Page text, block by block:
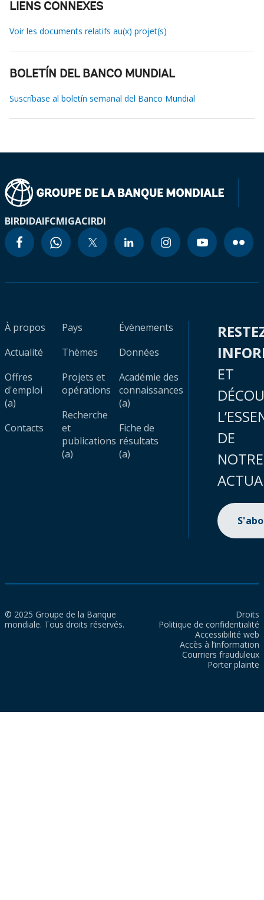
LIENS CONNEXES
Voir les documents relatifs au(x) projet(s)
BOLETÍN DEL BANCO MUNDIAL
Suscríbase al boletín semanal del Banco Mundial
BIRDIDAIFCMIGACIRDI
À propos
Actualité
Offres
d'emploi
(a)
Contacts
Pays
Thèmes
Projets et
opérations
Recherche
et
publications
(a)
Évènements
Données
Académie des
connaissances
(a)
Fiche de
résultats
(a)
ET
DE
NOTRE
© 2025 Groupe de la Banque
mondiale. Tous droits réservés.
Droits
Politique de confidentialité
Accessibilité web
Accès à l’information
Courriers frauduleux
Porter plainte